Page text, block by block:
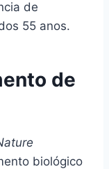
de
55 anos.
de
biológico